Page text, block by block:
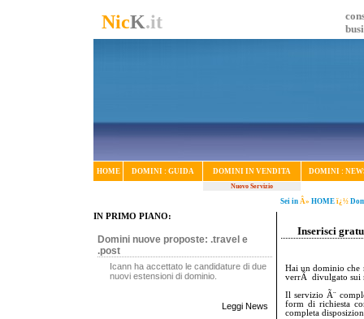
NicK.it
HOME DOMINI : GUIDA DOMINI IN VENDITA DOMINI :
Nuovo Servizio
Sei in Â» HOME ï¿½
IN PRIMO PIANO:
Domini nuove proposte: .travel e
.post
Icann ha accettato le candidature di due
nuovi estensioni di dominio.
Leggi News
Inserisci
Hai un dominio che
verrÃ divulgato sui
Il servizio Ã¨
form di richiesta
completa